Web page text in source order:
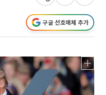
구글 선호매체 추가